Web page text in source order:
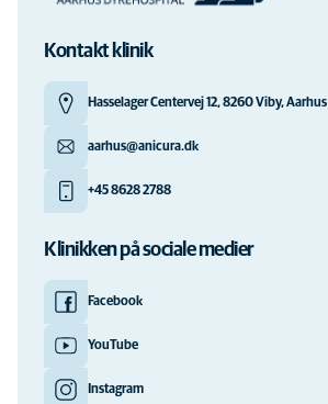
Kontakt klinik
Hasselager Centervej 12, 8260 Viby, Aarhus
aarhus@anicura.dk
+45 8628 2788
Klinikken på sociale medier
Facebook
YouTube
Instagram